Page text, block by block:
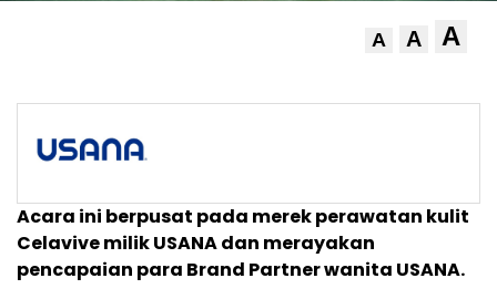
A A A
Acara ini berpusat pada merek perawatan kulit
Celavive milik USANA dan merayakan
pencapaian para Brand Partner wanita USANA.